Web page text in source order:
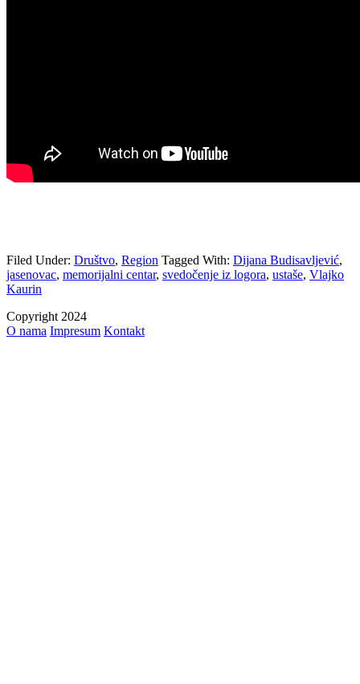
Filed Under: Društvo, Region Tagged With: Dijana Budisavljević,
jasenovac, memorijalni centar, svedočenje iz logora, ustaše, Vlajko
Kaurin
Copyright 2024
O nama Impresum Kontakt